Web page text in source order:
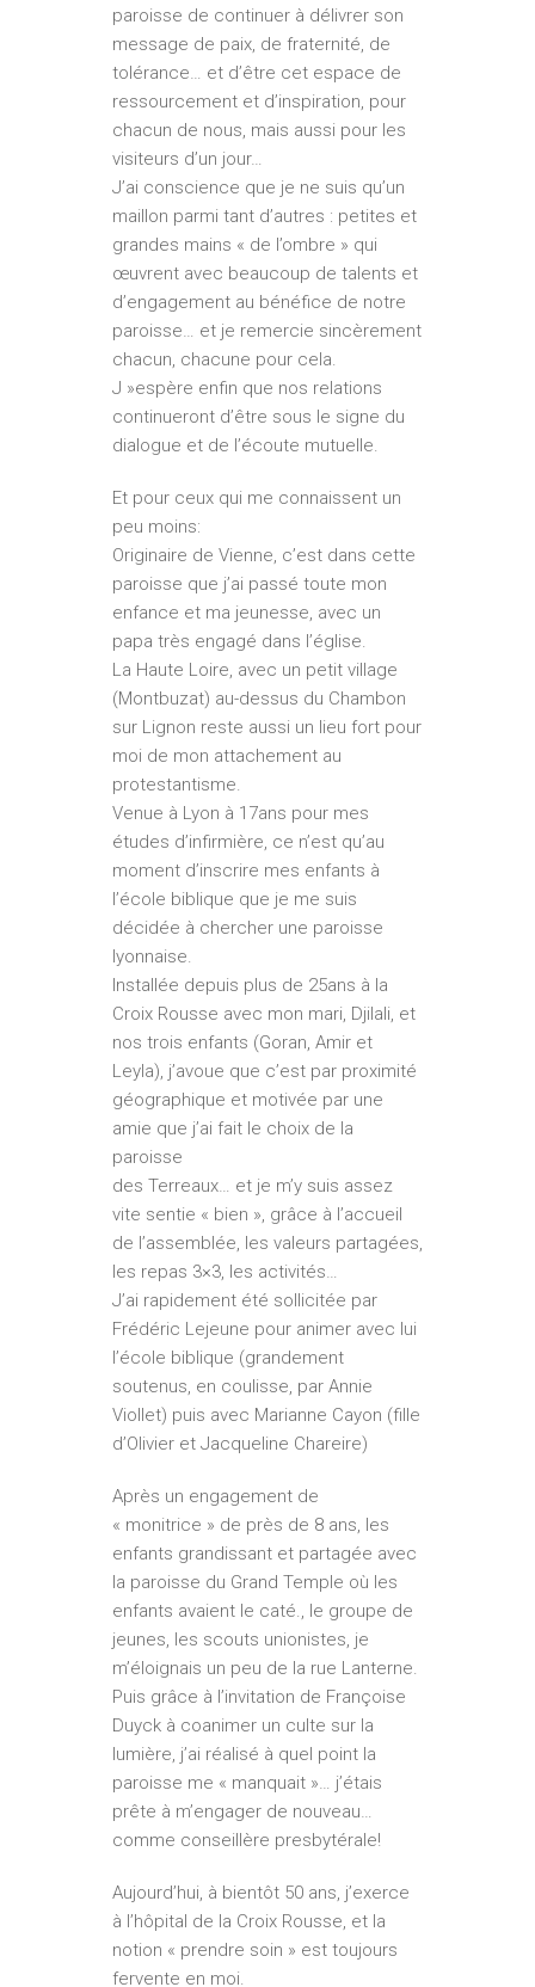
paroisse de continuer à délivrer son
message de paix, de fraternité, de
tolérance… et d’être cet espace de
ressourcement et d’inspiration, pour
chacun de nous, mais aussi pour les
visiteurs d’un jour…
J’ai conscience que je ne suis qu’un
maillon parmi tant d’autres : petites et
grandes mains « de l’ombre » qui
œuvrent avec beaucoup de talents et
d’engagement au bénéfice de notre
paroisse… et je remercie sincèrement
chacun, chacune pour cela.
J »espère enfin que nos relations
continueront d’être sous le signe du
dialogue et de l’écoute mutuelle.
Et pour ceux qui me connaissent un
peu moins:
Originaire de Vienne, c’est dans cette
paroisse que j’ai passé toute mon
enfance et ma jeunesse, avec un
papa très engagé dans l’église.
La Haute Loire, avec un petit village
(Montbuzat) au-­dessus du Chambon
sur Lignon reste aussi un lieu fort pour
moi de mon attachement au
protestan­tisme.
Venue à Lyon à 17ans pour mes
études d’infirmière, ce n’est qu’au
moment d’inscrire mes enfants à
l’école biblique que je me suis
décidée à chercher une paroisse
lyonnaise.
Installée depuis plus de 25ans à la
Croix ­Rousse avec mon mari, Djilali, et
nos trois enfants (Goran, Amir et
Leyla), j’avoue que c’est par proximité
géographique et motivée par une
amie que j’ai fait le choix de la
paroisse
des Terreaux… et je m’y suis assez
vite sentie « bien », grâce à l’accueil
de l’assemblée, les valeurs partagées,
les repas 3×3, les activités…
J’ai rapidement été sollicitée par
Frédéric Lejeune pour animer avec lui
l’école biblique (grandement
soutenus, en coulisse, par Annie
Viollet) puis avec Marianne Cayon (fille
d’Olivier et Jacqueline Chareire)
Après un engagement de
« monitrice » de près de 8 ans, les
enfants grandissant et partagée avec
la paroisse du Grand Temple où les
enfants avaient le caté., le groupe de
jeunes, les scouts unionistes, je
m’éloignais un peu de la rue Lanterne.
Puis grâce à l’invitation de Françoise
Duyck à co­animer un culte sur la
lumière, j’ai réalisé à quel point la
paroisse me « manquait »… j’étais
prête à m’engager de nouveau…
comme conseillère presbytérale!
Aujourd’hui, à bientôt 50 ans, j’exerce
à l’hôpital de la Croix Rousse, et la
notion « prendre soin » est toujours
fervente en moi.